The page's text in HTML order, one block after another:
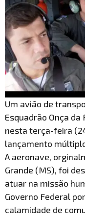
Um avião de
Esquadrão Onça
nesta terça-feira
lançamento
A aeronave,
Grande (MS), foi
atuar na missão
Governo Federal
calamidade de